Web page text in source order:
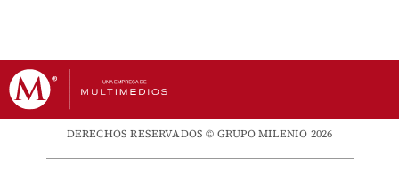
DERECHOS RESERVADOS © GRUPO MILENIO 2026